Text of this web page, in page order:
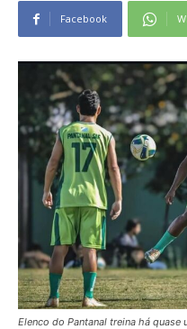
Facebook
Elenco do Pantanal treina há